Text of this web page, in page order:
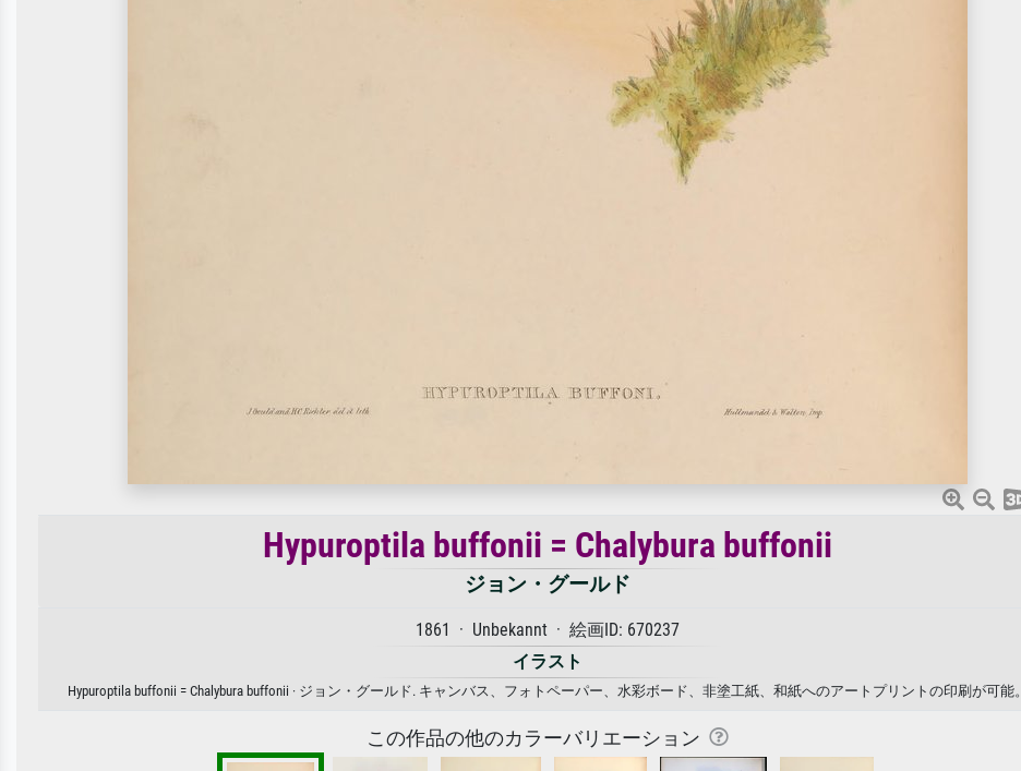
Hypuroptila buffonii = Chalybura buffonii
ジョン・グールド
1861 · Unbekannt · 絵画ID: 670237
イラスト
Hypuroptila buffonii = Chalybura buffonii · ジョン・グールド. キャンバス、フォトペーパー、水彩ボード、非塗工紙、和紙へのアートプリントの印刷が可能。
この作品の他のカラーバリエーション